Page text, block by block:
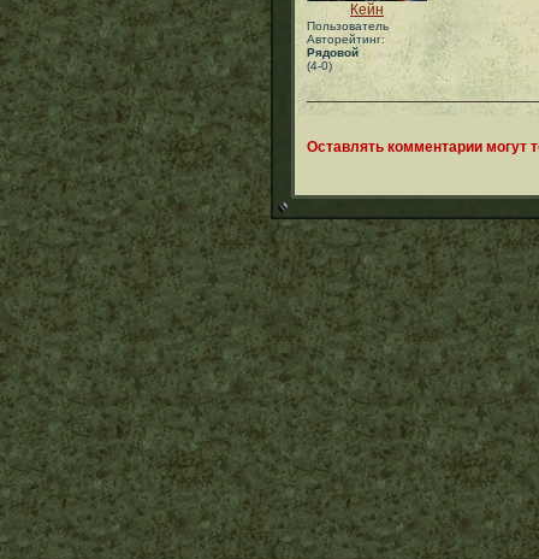
Кейн
Пользователь
Авторейтинг:
Рядовой
(4-0)
Оставлять комментарии могут